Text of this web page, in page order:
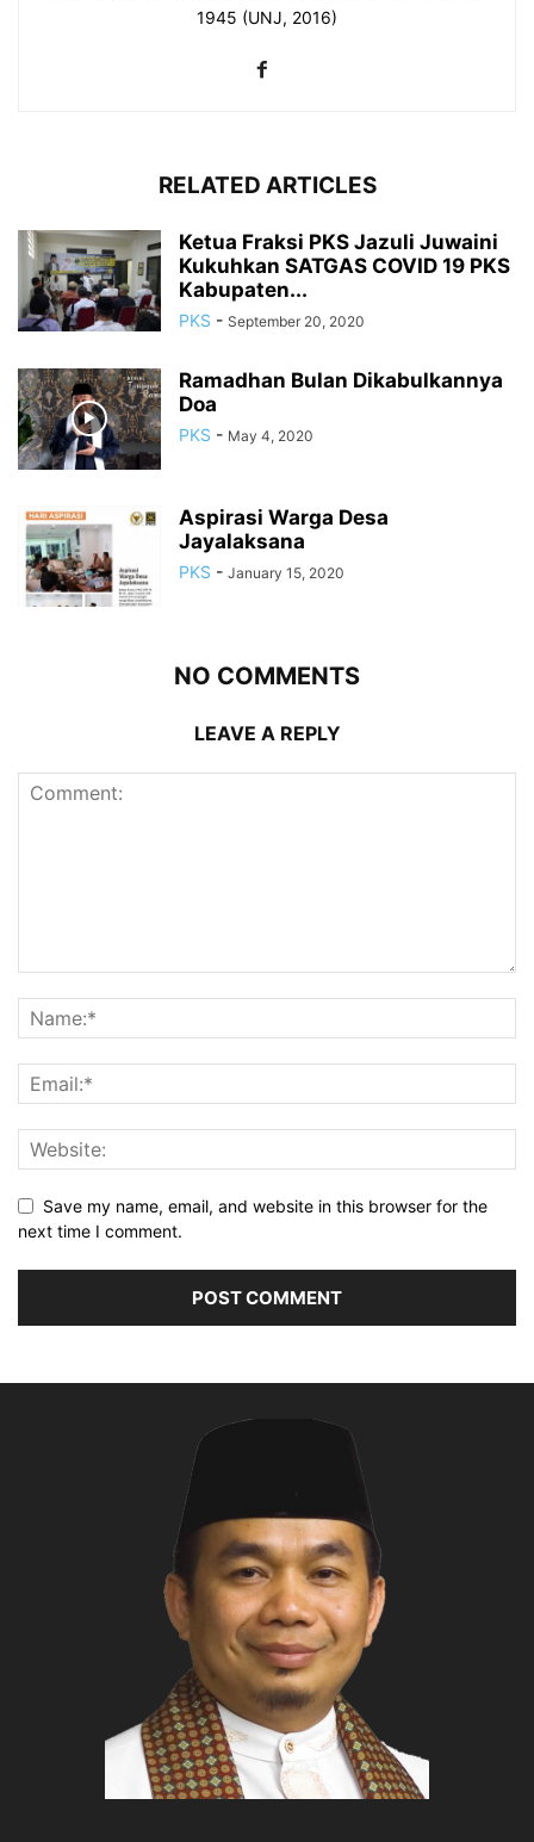
1945 (UNJ, 2016)
RELATED ARTICLES
Ketua Fraksi PKS Jazuli Juwaini
Kukuhkan SATGAS COVID 19 PKS
Kabupaten...
PKS - September 20, 2020
Ramadhan Bulan Dikabulkannya
Doa
PKS - May 4, 2020
Aspirasi Warga Desa
Jayalaksana
PKS - January 15, 2020
NO COMMENTS
LEAVE A REPLY
Save my name, email, and website in this browser for the
next time I comment.